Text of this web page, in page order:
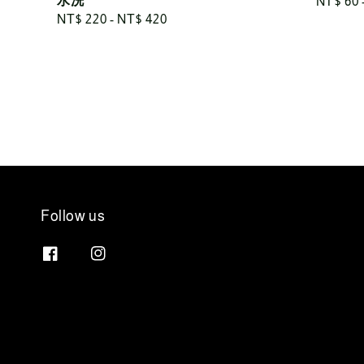
Regular
NT$ 220 - NT$ 420
Follow us